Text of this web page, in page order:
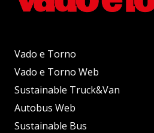
Vado e Torno
Vado e Torno Web
Sustainable Truck&Van
Autobus Web
Sustainable Bus